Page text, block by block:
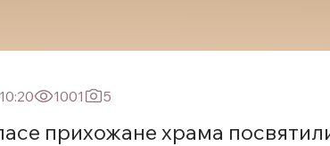
10:20 1001 5
прихожане храма